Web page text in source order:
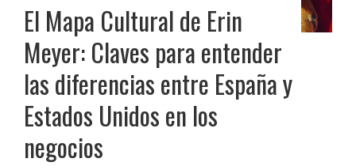
El Mapa Cultural de Erin
Meyer: Claves para entender
las diferencias entre España y
Estados Unidos en los
negocios